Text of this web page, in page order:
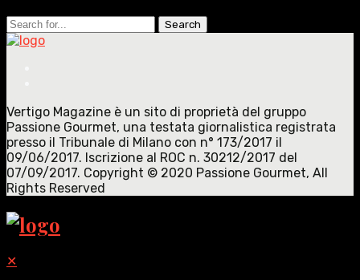
Search
for:
Vertigo Magazine è un sito di proprietà del gruppo
Passione Gourmet, una testata giornalistica registrata
presso il Tribunale di Milano con n° 173/2017 il
09/06/2017. Iscrizione al ROC n. 30212/2017 del
07/09/2017. Copyright © 2020 Passione Gourmet, All
Rights Reserved
✕